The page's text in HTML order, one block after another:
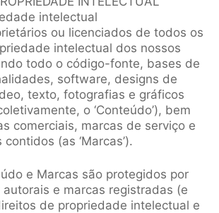
intelectual
ou licenciados de todos os
intelectual dos nossos
todo o código-fonte, bases de
software, designs de
texto, fotografias e gráficos
o ‘Conteúdo’), bem
comerciais, marcas de serviço e
(as ‘Marcas’).
e Marcas são protegidos por
e marcas registradas (e
de propriedade intelectual e